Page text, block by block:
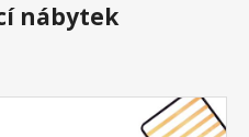
nábytek